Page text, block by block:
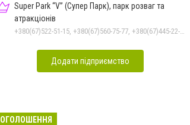
Super Park “V” (Супер Парк), парк розваг та
атракціонів
Додати підприємство
ОГОЛОШЕННЯ